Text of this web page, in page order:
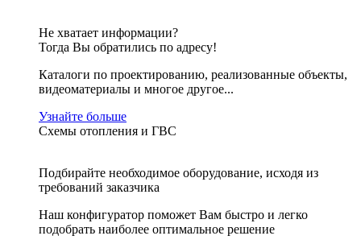
Не хватает информации?
Тогда Вы обратились по адресу!
Каталоги по проектированию, реализованные объекты,
видеоматериалы и многое другое...
Узнайте больше
Схемы отопления и ГВС
Подбирайте необходимое оборудование, исходя из
требований заказчика
Наш конфигуратор поможет Вам быстро и легко
подобрать наиболее оптимальное решение